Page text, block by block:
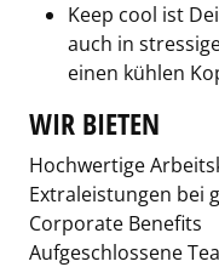
Keep cool ist
auch in
einen kühlen
WIR BIETEN
Hochwertige
Extraleistungen bei
Corporate Benefits
Aufgeschlossene